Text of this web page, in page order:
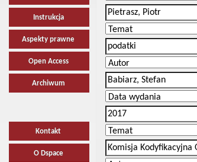
Instrukcja
Aspekty prawne
Open Access
Archiwum
Kontakt
O Dspace